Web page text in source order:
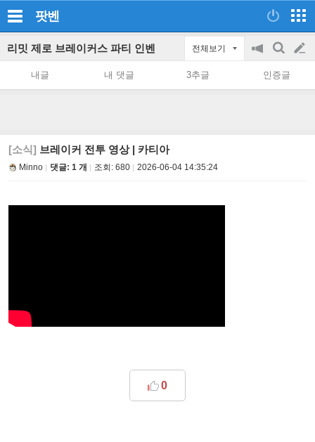
팟벤
리밋 제로 브레이커스 파티 인벤 전체보기
공
on/off
검
색
글
쓰
내글 내 댓글 3추글 인증글
[소식] 브레이커 전투 영상 | 카티아
Minno 댓글: 1 개 조회: 680 2026-06-04 14:35:24
0